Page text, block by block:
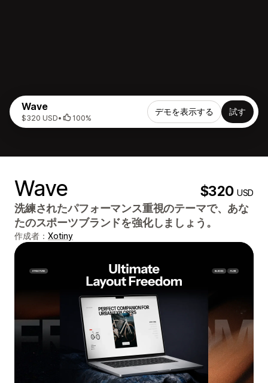
Wave
$320 USD• 100%
デモを表示する 試す
Wave $320USD
洗練されたパフォーマンス重視のテーマで、あな
たのスポーツブランドを強化しましょう。
作成者： Xotiny